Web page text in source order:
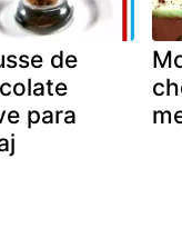
de
para